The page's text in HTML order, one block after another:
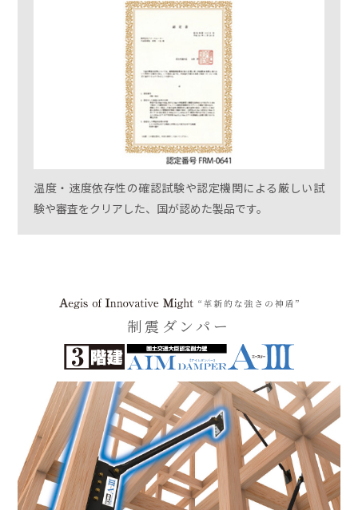
温度・速度依存性の確認試験や認定機関による厳しい試
験や審査をクリアした、国が認めた製品です。
制震ダンパー